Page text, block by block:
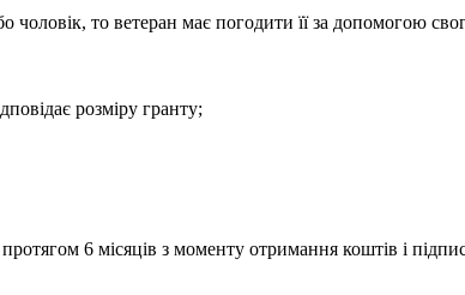
то ветеран має погодити її за допомогою
розміру гранту;
6 місяців з моменту отримання коштів і